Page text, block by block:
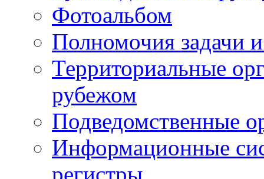
Фотоальбом
Полномочия задачи
Территориальные
рубежом
Подведомственные
Информационные
регистры